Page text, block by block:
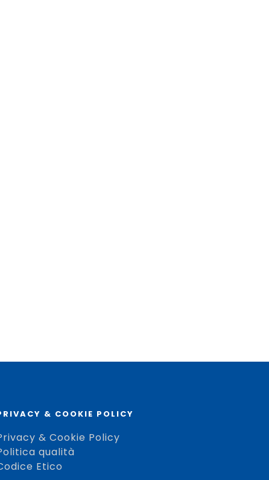
& COOKIE POLICY
& Cookie Policy
qualità
Etico